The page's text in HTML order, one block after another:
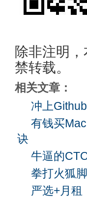
除非注明
禁转载。
相关文章：
冲上
有钱买
诀
牛逼的
拳打火狐
严选+月租